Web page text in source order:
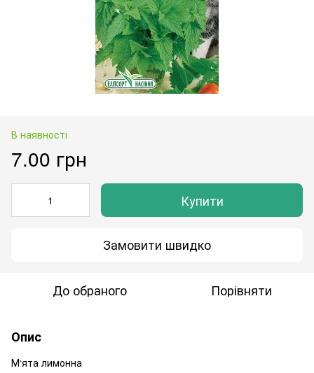
В наявності
7.00 грн
Купити
Замовити швидко
До обраного Порівняти
Опис
М‘ята лимонна